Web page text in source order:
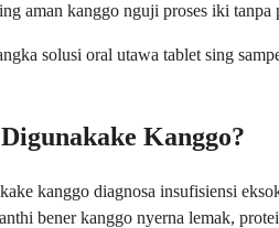
aman kanggo nguji proses iki tanpa
solusi oral utawa tablet sing
Kanggo?
kanggo diagnosa insufisiensi
bener kanggo nyerna lemak,